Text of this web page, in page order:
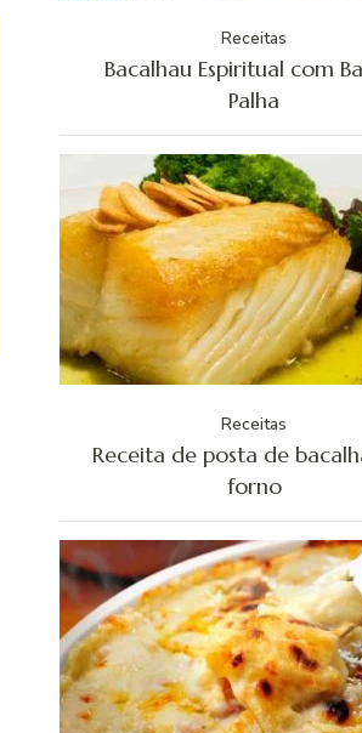
Receitas
Bacalhau Espiritual com
Palha
Receitas
Receita de posta de
forno